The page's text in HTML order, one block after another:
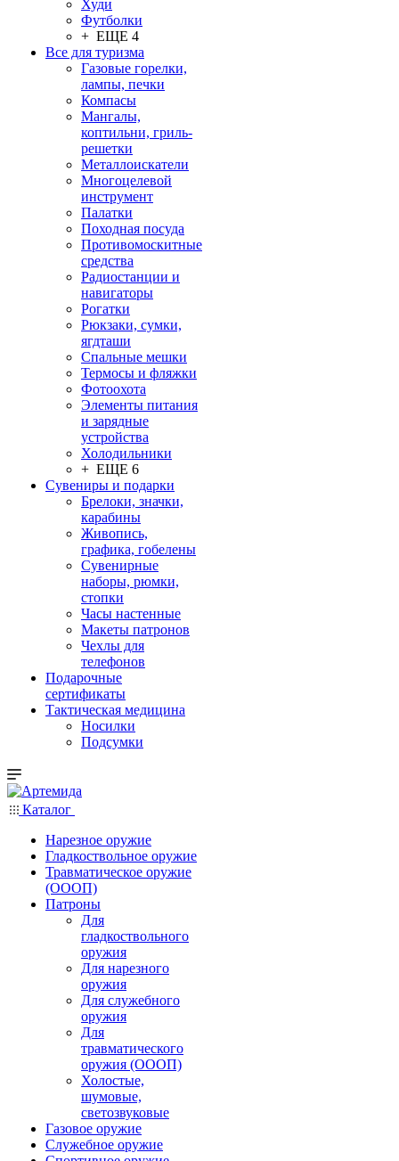
Худи
Футболки
+ ЕЩЕ 4
Все для туризма
Газовые горелки,
лампы, печки
Компасы
Мангалы,
коптильни, гриль-
решетки
Металлоискатели
Многоцелевой
инструмент
Палатки
Походная посуда
Противомоскитные
средства
Радиостанции и
навигаторы
Рогатки
Рюкзаки, сумки,
ягдташи
Спальные мешки
Термосы и фляжки
Фотоохота
Элементы питания
и зарядные
устройства
Холодильники
+ ЕЩЕ 6
Сувениры и подарки
Брелоки, значки,
карабины
Живопись,
графика, гобелены
Сувенирные
наборы, рюмки,
стопки
Часы настенные
Макеты патронов
Чехлы для
телефонов
Подарочные
сертификаты
Тактическая медицина
Носилки
Подсумки
Каталог
Нарезное оружие
Гладкоствольное оружие
Травматическое оружие
(ОООП)
Патроны
Для
гладкоствольного
оружия
Для нарезного
оружия
Для служебного
оружия
Для
травматического
оружия (ОООП)
Холостые,
шумовые,
светозвуковые
Газовое оружие
Служебное оружие